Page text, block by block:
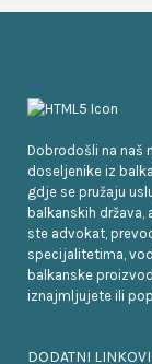
Dobrodošli na naš
doseljenike iz
gdje se pružaju
balkanskih
ste advokat,
specijalitetima,
balkanske
iznajmljujete ili
DODATNI LINKOVI